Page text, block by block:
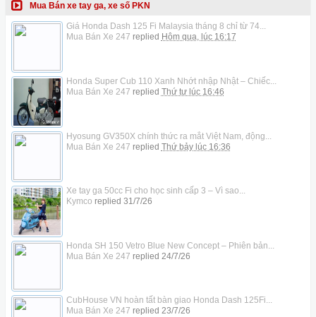
Mua Bán xe tay ga, xe số PKN
Giá Honda Dash 125 Fi Malaysia tháng 8 chỉ từ 74...
Mua Bán Xe 247 replied Hôm qua, lúc 16:17
Honda Super Cub 110 Xanh Nhớt nhập Nhật – Chiếc...
Mua Bán Xe 247 replied Thứ tư lúc 16:46
Hyosung GV350X chính thức ra mắt Việt Nam, động...
Mua Bán Xe 247 replied Thứ bảy lúc 16:36
Xe tay ga 50cc Fi cho học sinh cấp 3 – Vì sao...
Kymco replied 31/7/26
Honda SH 150 Vetro Blue New Concept – Phiên bản...
Mua Bán Xe 247 replied 24/7/26
CubHouse VN hoàn tất bàn giao Honda Dash 125Fi...
Mua Bán Xe 247 replied 23/7/26